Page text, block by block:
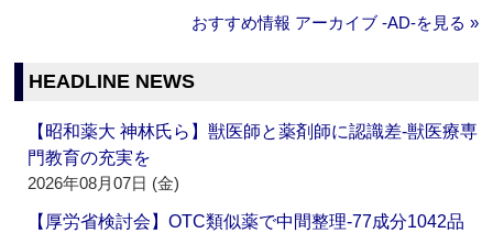
おすすめ情報 アーカイブ ‐AD‐を見る »
HEADLINE NEWS
【昭和薬大 神林氏ら】獣医師と薬剤師に認識差‐獣医療専
門教育の充実を
2026年08月07日 (金)
【厚労省検討会】OTC類似薬で中間整理‐77成分1042品